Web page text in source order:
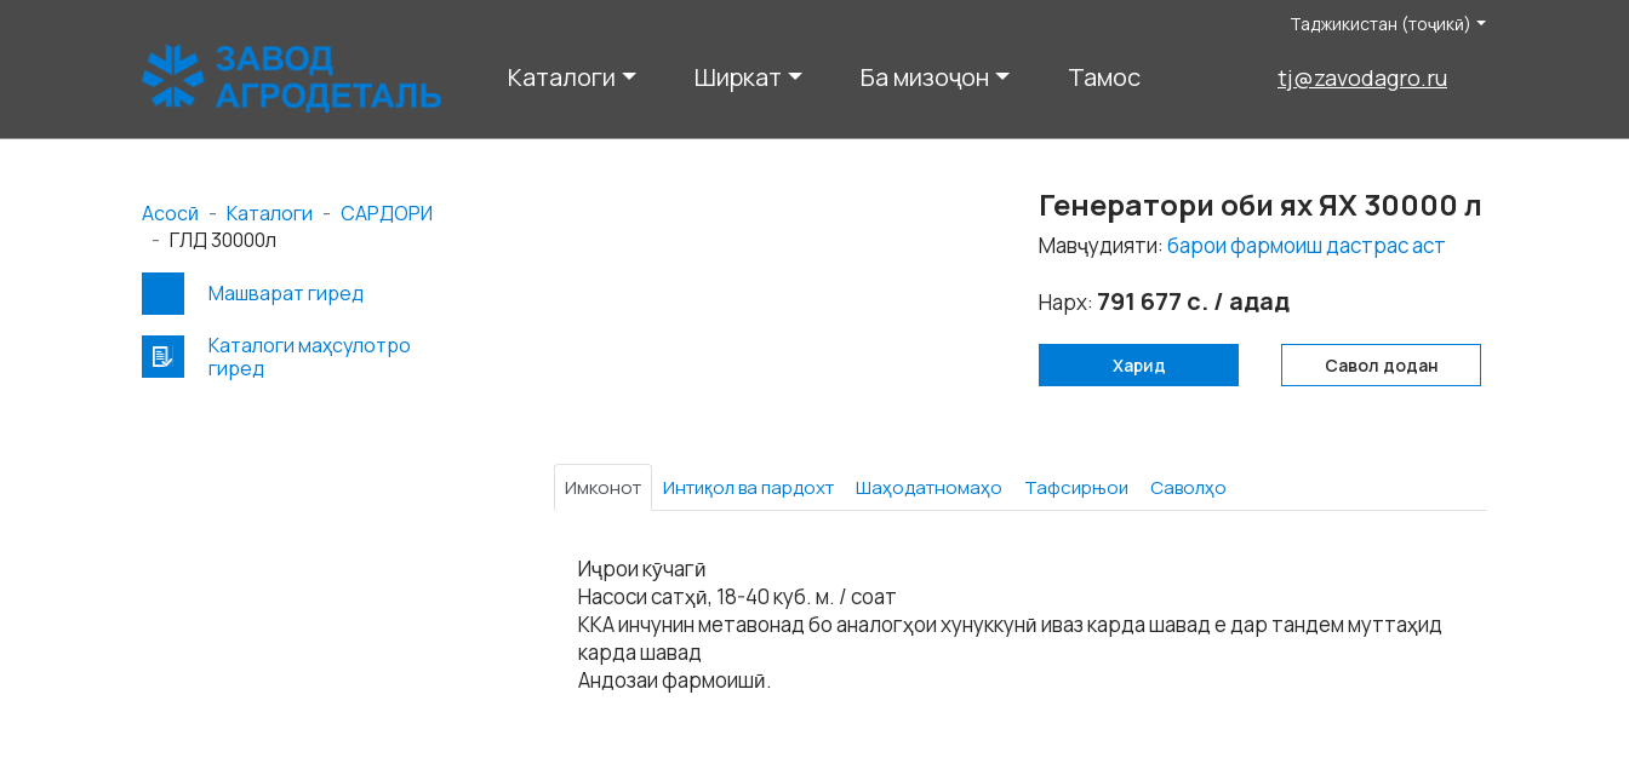
Таджикистан (тоҷикӣ)
Каталоги Ширкат Ба мизоҷон Тамос tj@zavodagro.ru
Асосӣ Каталоги
САРДОРИ
ГЛД 30000л
Машварат гиред
Каталоги маҳсулотро
гиред
Генератори оби ях ЯХ 30000 л
Мавҷудияти: барои фармоиш дастрас аст
Нарх: 791 677 с. / адад
Харид Савол додан
Имконот Интиқол ва пардохт Шаҳодатномаҳо Тафсирњои Саволҳо
Иҷрои кӯчагӣ
Насоси сатҳӣ, 18-40 куб. м. / соат
ККА инчунин метавонад бо аналогҳои хунуккунӣ иваз карда шавад е дар тандем муттаҳид
карда шавад
Андозаи фармоишӣ.